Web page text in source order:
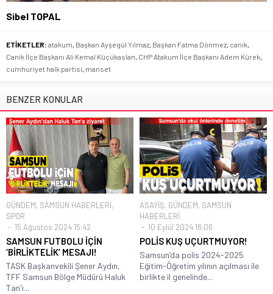
Sibel TOPAL
ETİKETLER: atakum, Başkan Ayşegül Yılmaz, Başkan Fatma Dönmez, canik,
Canik İlçe Başkanı Ali Kemal Küçükaslan, CHP Atakum İlçe Başkanı Adem Kürek,
cumhuriyet halk partisi, manset
BENZER KONULAR
GÜNDEM, SAMSUN HABERLERİ,
SPOR
15 Ağustos 2024 15:42
SAMSUN FUTBOLU İÇİN
‘BİRLİKTELİK’ MESAJI!
TASK Başkanvekili Şener Aydın,
TFF Samsun Bölge Müdürü Haluk
Tan'ı...
ASAYİŞ, GÜNDEM, SAMSUN
HABERLERİ
10 Eylül 2024 16:06
POLİS KUŞ UÇURTMUYOR!
Samsun’da polis 2024-2025
Eğitim-Öğretim yılının açılması ile
birlikte il genelinde...